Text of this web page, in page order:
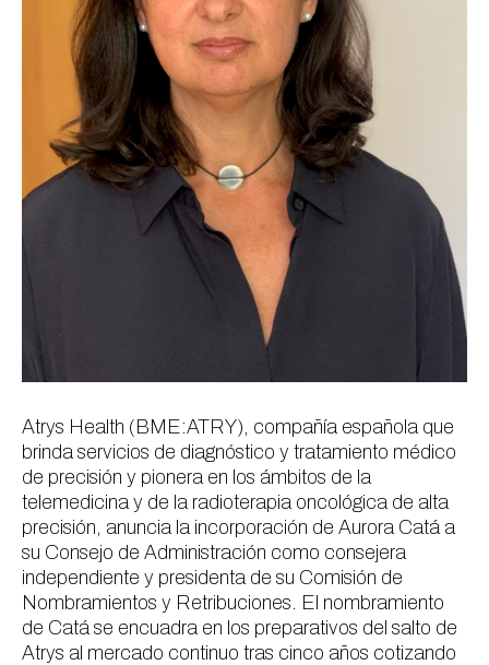
Atrys Health (BME:ATRY), compañía española que
brinda servicios de diagnóstico y tratamiento médico
de precisión y pionera en los ámbitos de la
telemedicina y de la radioterapia oncológica de alta
precisión, anuncia la incorporación de Aurora Catá a
su Consejo de Administración como consejera
independiente y presidenta de su Comisión de
Nombramientos y Retribuciones. El nombramiento
de Catá se encuadra en los preparativos del salto de
Atrys al mercado continuo tras cinco años cotizando